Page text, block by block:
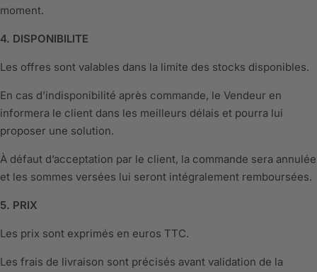
moment.
4. DISPONIBILITE
Les offres sont valables dans la limite des stocks disponibles.
En cas d’indisponibilité après commande, le Vendeur en
informera le client dans les meilleurs délais et pourra lui
proposer une solution.
À défaut d’acceptation par le client, la commande sera annulée
et les sommes versées lui seront intégralement remboursées.
5. PRIX
Les prix sont exprimés en euros TTC.
Les frais de livraison sont précisés avant validation de la